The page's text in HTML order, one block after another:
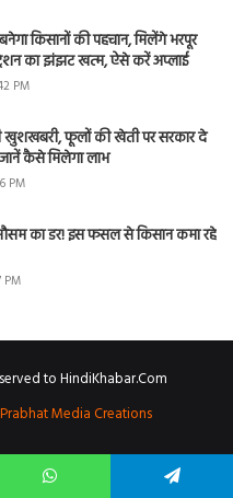
किसानों की पहचान, मिलेंगे भरपूर
का झंझट खत्म, ऐसे करें अप्लाई
PM
खुशखबरी, फूलों की खेती पर सरकार दे
कैसे मिलेगा लाभ
PM
का डर! इस फसल से किसान कमा रहे
PM
to HindiKhabar.Com
Prabhat Media Creations